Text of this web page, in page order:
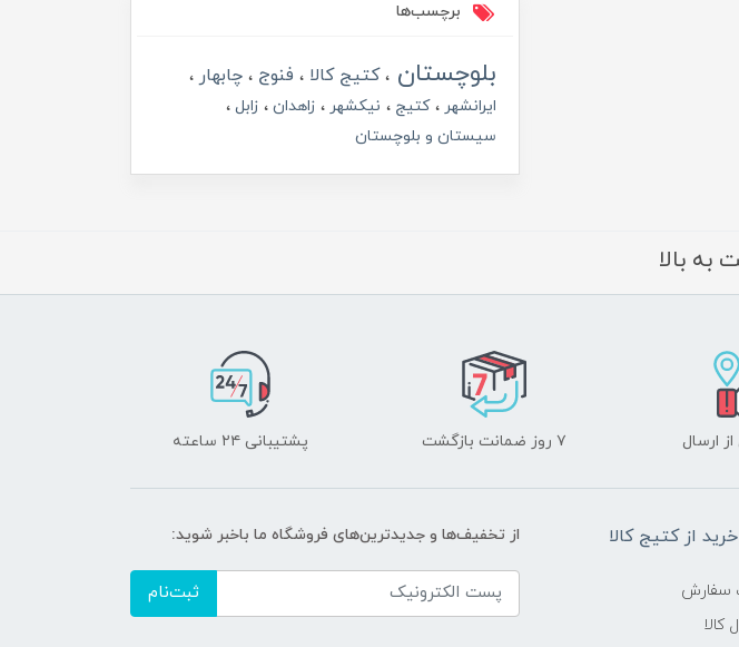
برچسب‌ها
بلوچستان کتیج کالا فنوج چابهار
ایرانشهر کتیج نیکشهر زاهدان
زابل
سیستان و بلوچستان
به بالا
ارسال ۷ روز ضمانت بازگشت پشتیبانی ۲۴ ساعته
از کتیج کالا
سفارش
کالا
از تخفیف‌ها و جدیدترین‌های فروشگاه ما باخبر شوید:
ثبت‌نام